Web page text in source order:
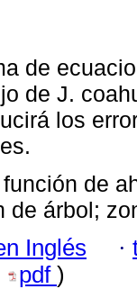
de
de J.
los
función de
de árbol;
Inglés ·
pdf )